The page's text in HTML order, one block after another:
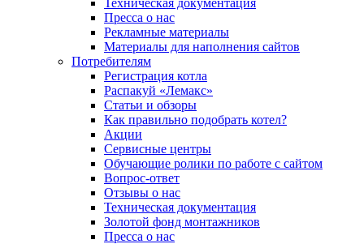
Техническая документация
Пресса о нас
Рекламные материалы
Материалы для наполнения сайтов
Потребителям
Регистрация котла
Распакуй «Лемакс»
Статьи и обзоры
Как правильно подобрать котел?
Акции
Сервисные центры
Обучающие ролики по работе с сайтом
Вопрос-ответ
Отзывы о нас
Техническая документация
Золотой фонд монтажников
Пресса о нас